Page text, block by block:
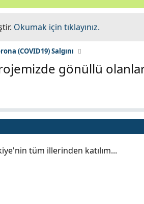
Okumak için tıklayınız.
(COVID19) Salgını
gönüllü
tüm illerinden katılım...